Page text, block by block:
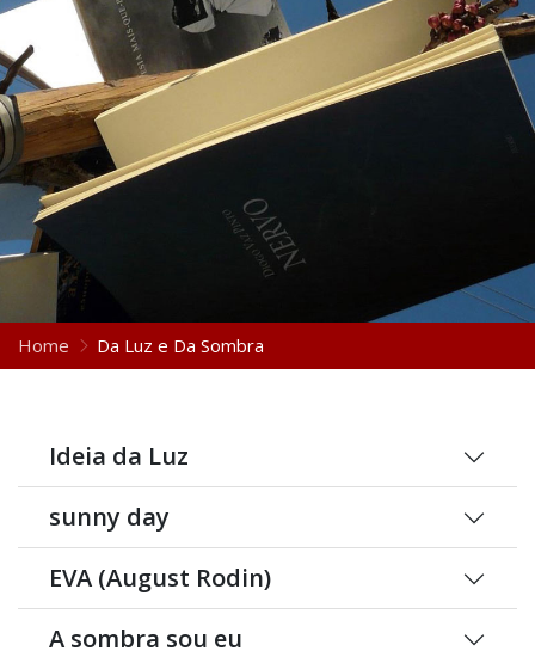
Home Da Luz e Da Sombra
Ideia da Luz
sunny day
EVA (August Rodin)
A sombra sou eu